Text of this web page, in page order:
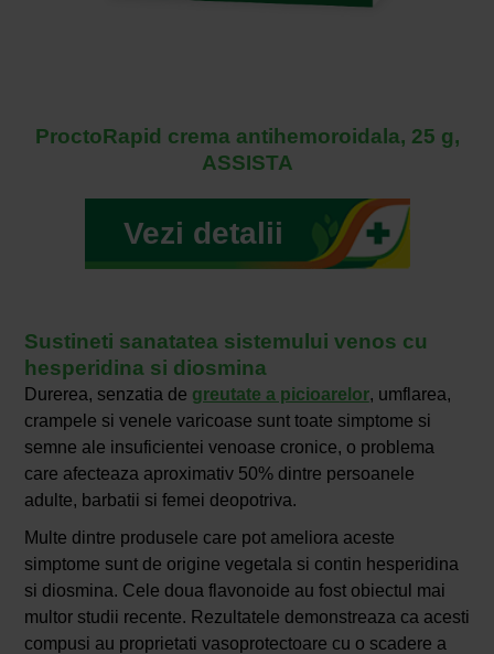
ProctoRapid crema antihemoroidala, 25 g,
ASSISTA
Vezi detalii
Sustineti sanatatea sistemului venos cu
hesperidina si diosmina
Durerea, senzatia de greutate a picioarelor, umflarea,
crampele si venele varicoase sunt toate simptome si
semne ale insuficientei venoase cronice, o problema
care afecteaza aproximativ 50% dintre persoanele
adulte, barbatii si femei deopotriva.
Multe dintre produsele care pot ameliora aceste
simptome sunt de origine vegetala si contin hesperidina
si diosmina. Cele doua flavonoide au fost obiectul mai
multor studii recente. Rezultatele demonstreaza ca acesti
compusi au proprietati vasoprotectoare cu o scadere a